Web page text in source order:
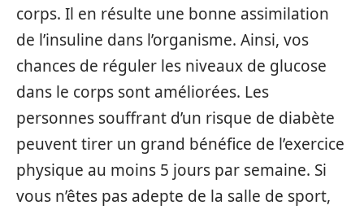
corps. Il en résulte une bonne assimilation
de l’insuline dans l’organisme. Ainsi, vos
chances de réguler les niveaux de glucose
dans le corps sont améliorées. Les
personnes souffrant d’un risque de diabète
peuvent tirer un grand bénéfice de l’exercice
physique au moins 5 jours par semaine. Si
vous n’êtes pas adepte de la salle de sport,